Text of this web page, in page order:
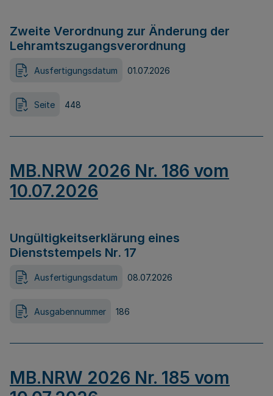
Zweite Verordnung zur Änderung der
Lehramtszugangsverordnung
Ausfertigungsdatum 01.07.2026
Seite 448
MB.NRW 2026 Nr. 186 vom
10.07.2026
Ungültigkeitserklärung eines
Dienststempels Nr. 17
Ausfertigungsdatum 08.07.2026
Ausgabennummer 186
MB.NRW 2026 Nr. 185 vom